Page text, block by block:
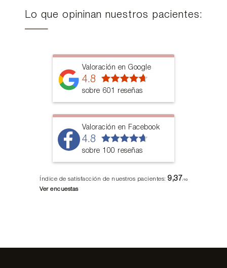
Lo que opininan nuestros pacientes:
Valoración en Google
4.8
sobre 601 reseñas
Valoración en Facebook
4.8
sobre 100 reseñas
Índice de satisfacción de nuestros pacientes:9,37/10
Ver encuestas